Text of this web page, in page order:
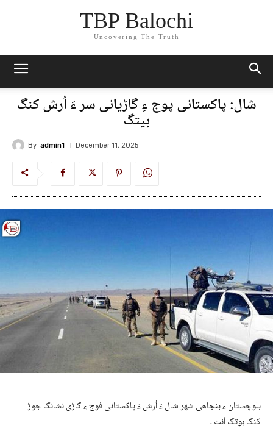
TBP Balochi
Uncovering The Truth
شال: پاکستانی پوج ءِ گاڑیانی سر ءَ اُرش کنگ
بیتگ
By admin1 December 11, 2025
بلوچستان ءِ بنجاھی شھر شال ءَ اُرش ءَ پاکستانی فوج ءِ گاڑی نشانگ جوڑ
کنگ بوتگ اَنت ۔